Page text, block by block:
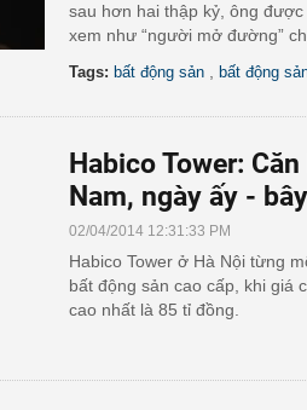
sau hơn hai thập kỷ, ông
xem như “người mở đường”
Tags: bất động sản bất động
Habico Tower:
Nam, ngày ấy -
02/04/2014 12:31:33 PM
Habico Tower ở Hà Nội từng
bất động sản cao cấp, khi giá
cao nhất là 85 tỉ đồng.